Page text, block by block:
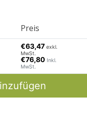
Preis
€63,47exkl.
MwSt.
€76,80 Inkl.
MwSt.